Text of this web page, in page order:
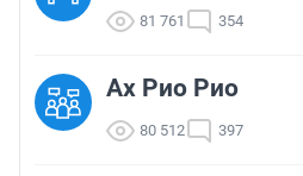
81 761 354
Ах Рио Рио
80 512 397